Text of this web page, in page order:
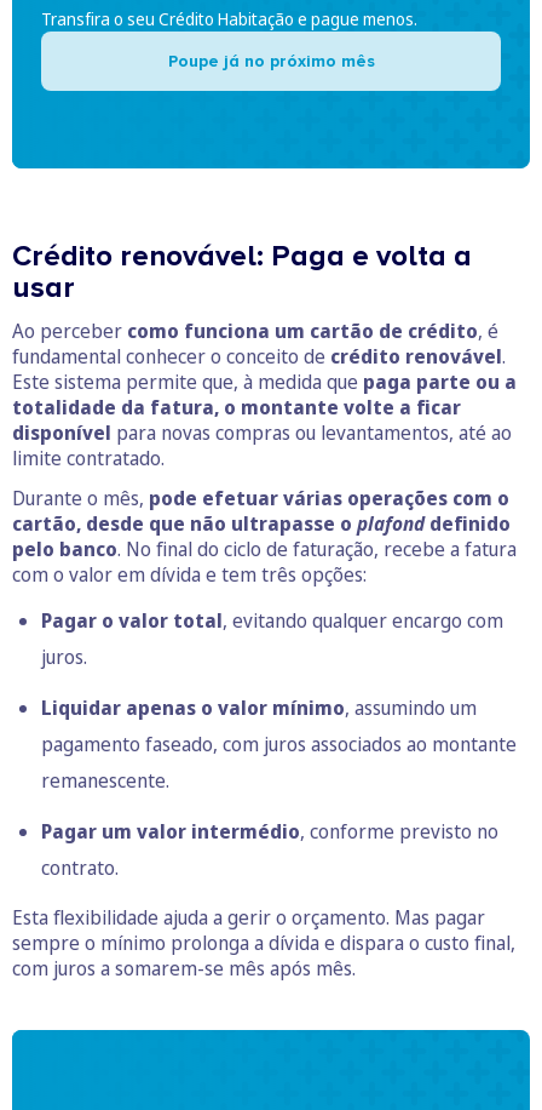
Transfira o seu Crédito Habitação e pague menos.
Poupe já no próximo mês
Crédito renovável: Paga e volta a
usar
Ao perceber como funciona um cartão de crédito, é
fundamental conhecer o conceito de crédito renovável.
Este sistema permite que, à medida que paga parte ou a
totalidade da fatura, o montante volte a ficar
disponível para novas compras ou levantamentos, até ao
limite contratado.
Durante o mês, pode efetuar várias operações com o
cartão, desde que não ultrapasse o plafonddefinido
pelo banco. No final do ciclo de faturação, recebe a fatura
com o valor em dívida e tem três opções:
Pagar o valor total, evitando qualquer encargo com
juros.
Liquidar apenas o valor mínimo, assumindo um
pagamento faseado, com juros associados ao montante
remanescente.
Pagar um valor intermédio, conforme previsto no
contrato.
Esta flexibilidade ajuda a gerir o orçamento. Mas pagar
sempre o mínimo prolonga a dívida e dispara o custo final,
com juros a somarem-se mês após mês.